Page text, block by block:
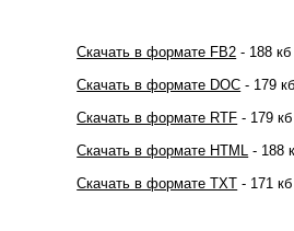
Скачать в формате FB2 - 188 кб
Скачать в формате DOC - 179
Скачать в формате RTF - 179 кб
Скачать в формате HTML - 188
Скачать в формате TXT - 171 кб